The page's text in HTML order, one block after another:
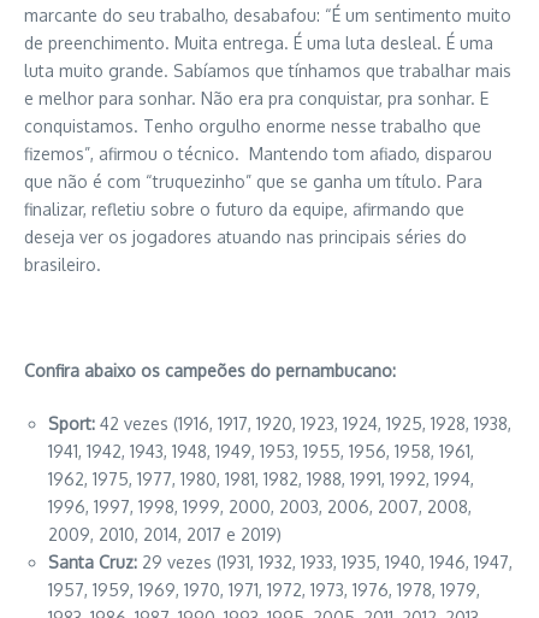
marcante do seu trabalho, desabafou: “É um sentimento muito
de preenchimento. Muita entrega. É uma luta desleal. É uma
luta muito grande. Sabíamos que tínhamos que trabalhar mais
e melhor para sonhar. Não era pra conquistar, pra sonhar. E
conquistamos. Tenho orgulho enorme nesse trabalho que
fizemos”, afirmou o técnico. Mantendo tom afiado, disparou
que não é com “truquezinho” que se ganha um título. Para
finalizar, refletiu sobre o futuro da equipe, afirmando que
deseja ver os jogadores atuando nas principais séries do
brasileiro.
Confira abaixo os campeões do pernambucano:
Sport: 42 vezes (1916, 1917, 1920, 1923, 1924, 1925, 1928, 1938,
1941, 1942, 1943, 1948, 1949, 1953, 1955, 1956, 1958, 1961,
1962, 1975, 1977, 1980, 1981, 1982, 1988, 1991, 1992, 1994,
1996, 1997, 1998, 1999, 2000, 2003, 2006, 2007, 2008,
2009, 2010, 2014, 2017 e 2019)
Santa Cruz: 29 vezes (1931, 1932, 1933, 1935, 1940, 1946, 1947,
1957, 1959, 1969, 1970, 1971, 1972, 1973, 1976, 1978, 1979,